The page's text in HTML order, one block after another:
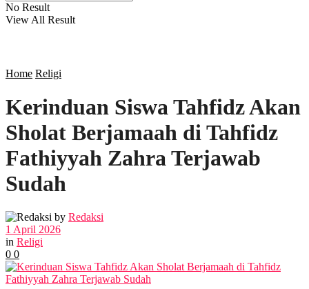
SOSOK
POLITIK
EKBIS
OPINI
FOTO
VIDEO
No Result
View All Result
Home Religi
Kerinduan Siswa Tahfidz Akan
Sholat Berjamaah di Tahfidz
Fathiyyah Zahra Terjawab
Sudah
by Redaksi
1 April 2026
in Religi
0 0